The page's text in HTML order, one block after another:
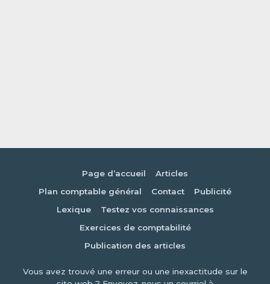
Page d’accueil
Articles
Plan comptable général
Contact
Publicité
Lexique
Testez vos connaissances
Exercices de comptabilité
Publication des articles
Vous avez trouvé une erreur ou une inexactitude sur le